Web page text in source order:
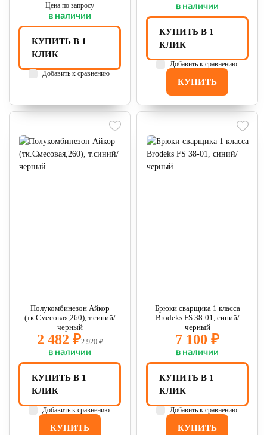
Цена по запросу
в наличии
КУПИТЬ В 1
КЛИК
Добавить к сравнению
в наличии
КУПИТЬ
КУПИТЬ В 1
КЛИК
Добавить к сравнению
Полукомбинезон Айкор
(тк.Смесовая,260), т.синий/
черный
2 482 ₽2 920 ₽
в наличии
КУПИТЬ
КУПИТЬ В 1
КЛИК
Добавить к сравнению
Брюки сварщика 1 класса
Brodeks FS 38-01, синий/
черный
7 100 ₽
в наличии
КУПИТЬ
КУПИТЬ В 1
КЛИК
Добавить к сравнению